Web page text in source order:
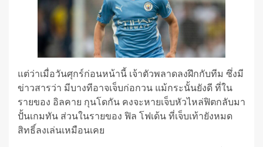
แต่ว่าเมื่อวันศุกร์ก่อนหน้านี้ เจ้าตัวพลาดลงฝึกกับทีม ซึ่งมี
ข่าวสารว่า มีบางทีอาจเจ็บก่อกวน แม้กระนั้นยังดี ที่ใน
รายของ อิลคาย กุนโดกัน คงจะหายเจ็บหัวไหล่ฟิตกลับมา
ปั้นเกมทัน ส่วนในรายของ ฟิล โฟเด้น ที่เจ็บเท้ายังหมด
สิทธิ์ลงเล่นเหมือนเคย